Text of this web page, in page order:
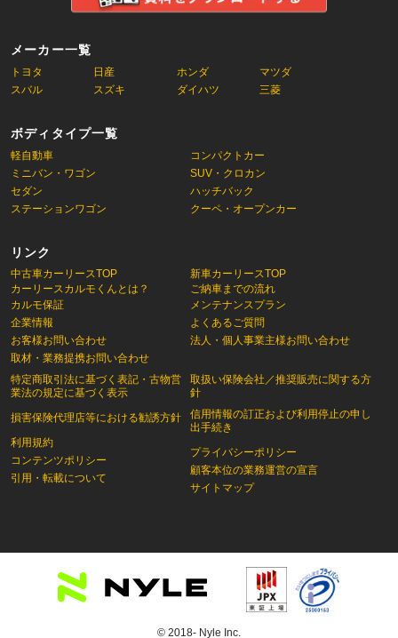
メーカー一覧
トヨタ 日産 ホンダ
マツダ
スバル
スズキ ダイハツ 三菱
ボディタイプ一覧
軽自動車
コンパクトカー
ミニバン・ワゴン
SUV・クロカン
セダン
ハッチバック
ステーションワゴン
クーペ・オープンカー
リンク
中古車カーリースTOP
カーリースカルモくんとは？
新車カーリースTOP
ご納車までの流れ
カルモ保証
企業情報
お客様お問い合わせ
取材・業務提携お問い合わせ
特定商取引法に基づく表記・古物営
業法の規定に基づく表示
損害保険代理店等における勧誘方針
利用規約
コンテンツポリシー
引用・転載について
メンテナンスプラン
よくあるご質問
法人・個人事業主様お問い合わせ
取扱い保険会社／推奨販売に関する方
針
信用情報の訂正および利用停止の申し
出手続き
プライバシーポリシー
顧客本位の業務運営の宣言
サイトマップ
© 2018- Nyle Inc.